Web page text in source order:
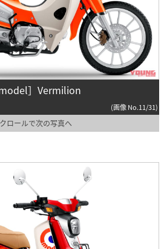
］Vermilion
(画像 No.11/31)
ロールで次の写真へ